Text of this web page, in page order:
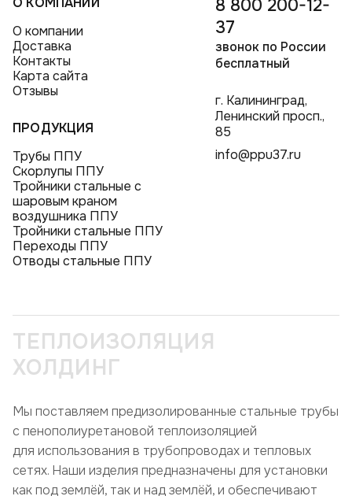
О компании
Доставка
Контакты
Карта сайта
Отзывы
ПРОДУКЦИЯ
Трубы ППУ
Скорлупы ППУ
Тройники стальные с
шаровым краном
воздушника ППУ
Тройники стальные ППУ
Переходы ППУ
Отводы стальные ППУ
8 800 200-12-
37
звонок по России
бесплатный
г. Калининград,
Ленинский просп.,
85
info@ppu37.ru
ТЕПЛОИЗОЛЯЦИЯ
ХОЛДИНГ
Мы поставляем предизолированные стальные трубы
с пенополиуретановой теплоизоляцией
для использования в трубопроводах и тепловых
сетях. Наши изделия предназначены для установки
как под землёй, так и над землёй, и обеспечивают